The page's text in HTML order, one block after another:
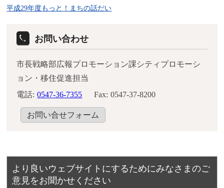
平成29年度もっと！まちの話だい
お問い合わせ
市長戦略部広報プロモーション課シティプロモーシ
ョン・移住促進担当
電話: 0547-36-7355 Fax: 0547-37-8200
お問い合せフォーム
より良いウェブサイトにするためにみなさまのご
意見をお聞かせください